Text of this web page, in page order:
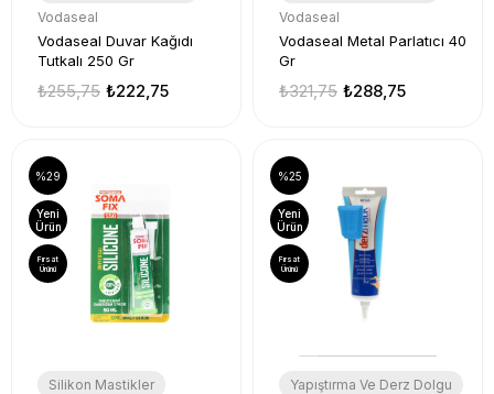
Vodaseal
Vodaseal Duvar Kağıdı
Tutkalı 250 Gr
₺222,75
₺255,75
Vodaseal
Vodaseal Metal Parlatıcı 40
Gr
₺288,75
₺321,75
Silikon Mastikler
%29
Yeni
Ürün
Fırsat
Ürünü
Yapıştırma Ve Derz Dolgu
%25
Yeni
Ürün
Fırsat
Ürünü